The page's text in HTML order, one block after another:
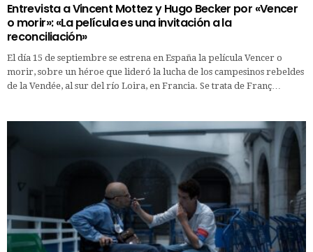
Entrevista a Vincent Mottez y Hugo Becker por «Vencer
o morir»: «La película es una invitación a la
reconciliación»
El día 15 de septiembre se estrena en España la película Vencer o
morir, sobre un héroe que lideró la lucha de los campesinos rebeldes
de la Vendée, al sur del río Loira, en Francia. Se trata de Franç…